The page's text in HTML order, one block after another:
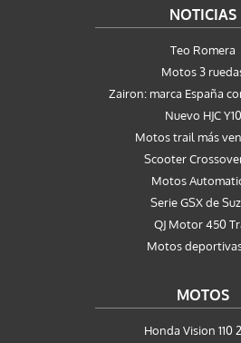
NOTICIAS
Teo Romera
Motos 3
Zairon: marca España
Nuevo HJC Y10
Motos trail más
Scooter
Motos
Serie GSX de
QJ Motor 450
Motos
MOTOS
Honda Vision 110